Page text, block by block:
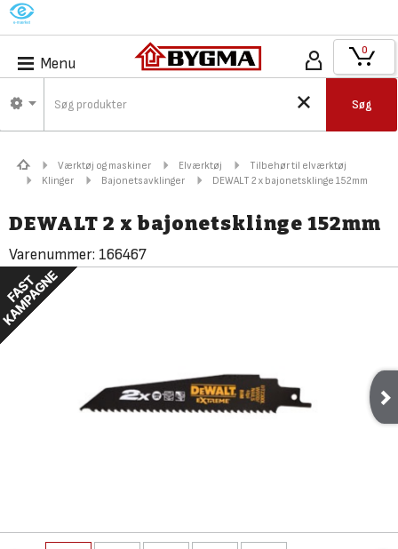
M
Menu
Søg
0
Værktøj og maskiner Elværktøj
Tilbehør til elværktøj
Klinger
Bajonetsavklinger DEWALT 2 x bajonetsklinge 152mm
DEWALT 2 x bajonetsklinge 152mm
Varenummer: 166467